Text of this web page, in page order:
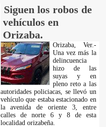
Siguen los robos de
vehículos en
Orizaba.
Orizaba, Ver.-
Una vez más la
delincuencia
hizo de las
suyas y en
pleno reto a las
autoridades policiacas, se llevó un
vehículo que estaba estacionado en
la avenida de oriente 3, entre
calles de norte 6 y 8 de esta
localidad orizabeña.